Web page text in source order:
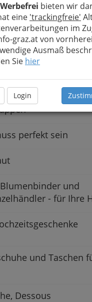
bieten wir
eine 'trackingfreie'
im
graz.at von
Ausmaß
Sie hier
Login
erspart Ärger
vor dem
-
während der
wie am
perfekt sein
und
- für Ihre
und Taschen
Dessous